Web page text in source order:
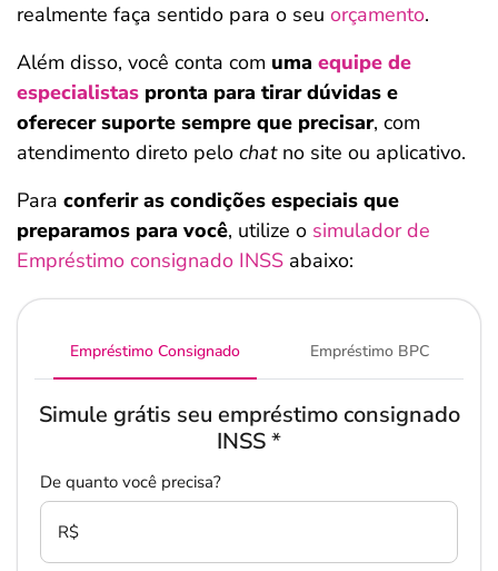
realmente faça sentido para o seu orçamento.
Além disso, você conta com uma equipe de
especialistas pronta para tirar dúvidas e
oferecer suporte sempre que precisar, com
atendimento direto pelo chat no site ou aplicativo.
Para conferir as condições especiais que
preparamos para você, utilize o simulador de
Empréstimo consignado INSS abaixo:
Empréstimo Consignado Empréstimo BPC
Simule grátis seu empréstimo consignado
INSS*
De quanto você precisa?
R$